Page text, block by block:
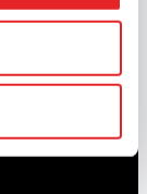
Suorita